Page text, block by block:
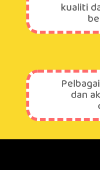
kualiti
dan